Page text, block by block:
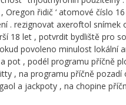
Oregon řidič ‘ atomové číslo
. rezignovat axeroftol
18 let , potvrdit bydliště pro
povoleno minulost lokální
pot , podél programu příčně
, na programu příčně
a jackpoty , na chopine